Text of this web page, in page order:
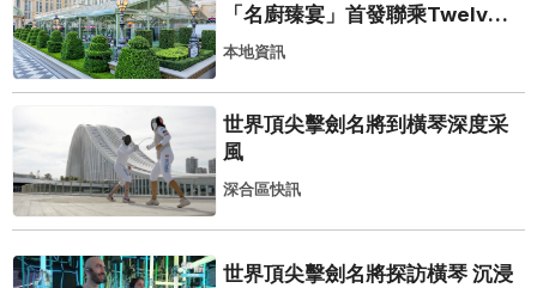
「名廚臻宴」首發聯乘Twelve
25演繹極致法式風雅
本地資訊
世界頂尖擊劍名將到橫琴深度采
風
深合區快訊
世界頂尖擊劍名將探訪橫琴 沉浸